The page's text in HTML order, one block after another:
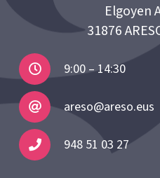
Elgoyen
31876
9:00 – 14:30
areso@areso.eus
948 51 03 27